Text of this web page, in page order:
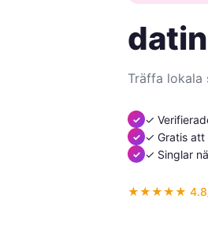
Träffa lokala
✓
✓ Gratis att
✓ Singlar
★★★★★ 4.8/5